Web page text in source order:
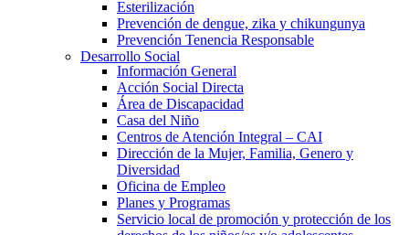
Esterilización
Prevención de dengue, zika y chikungunya
Prevención Tenencia Responsable
Desarrollo Social
Información General
Acción Social Directa
Área de Discapacidad
Casa del Niño
Centros de Atención Integral – CAI
Dirección de la Mujer, Familia, Genero y
Diversidad
Oficina de Empleo
Planes y Programas
Servicio local de promoción y protección de los